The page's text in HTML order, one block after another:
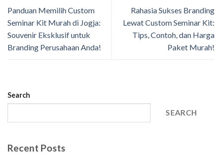
Panduan Memilih Custom
Seminar Kit Murah di Jogja:
Souvenir Eksklusif untuk
Branding Perusahaan Anda!
Rahasia Sukses Branding
Lewat Custom Seminar Kit:
Tips, Contoh, dan Harga
Paket Murah!
Search
SEARCH
Recent Posts